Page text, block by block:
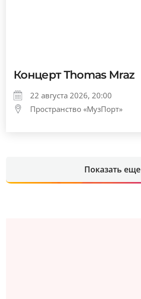
Концерт Thomas Mraz
22 августа 2026, 20:00
Пространство «МузПорт»
Показать еще